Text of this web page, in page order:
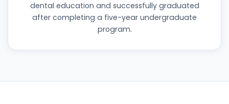
dental education and successfully graduated
after completing a five-year undergraduate
program.